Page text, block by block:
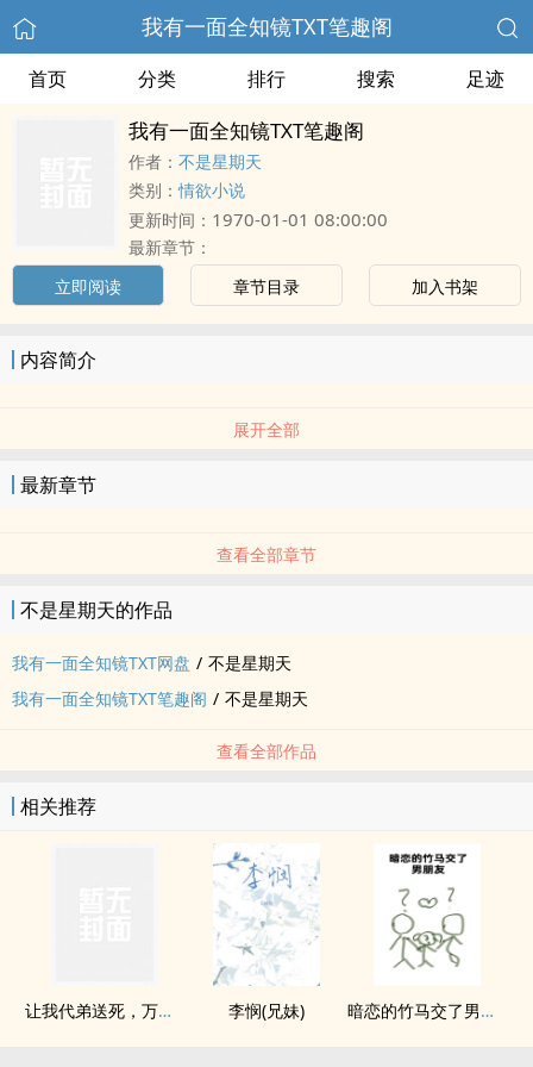
我有一面全知镜TXT笔趣阁
首页 分类 排行 搜索 足迹
我有一面全知镜TXT笔趣阁
作者： 不是星期天
类别：情欲小说
更新时间： 1970-01-01 08:00:00
最新章节：
立即阅读
章节目录 加入书架
内容简介
展开全部
最新章节
查看全部章节
不是星期天的作品
我有一面全知镜TXT网盘 / 不是星期天
我有一面全知镜TXT笔趣阁 / 不是星期天
查看全部作品
相关推荐
让我代弟送死，万兽窟中觉醒你哭什么？ 李悯(兄妹) 暗恋的竹马交了男朋友（bg，弯掰直，1v2）